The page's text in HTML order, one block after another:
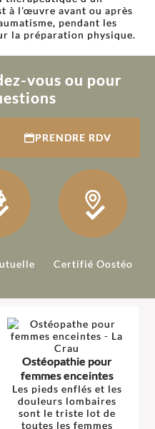
à l'œuvre avant ou après
pendant les
la préparation physique.
vous ou pour
PRENDRE RDV
Certifié Oostéo
Ostéopathie pour
femmes enceintes
Les pieds enflés et les
douleurs lombaires
sont le triste lot de
toutes les femmes